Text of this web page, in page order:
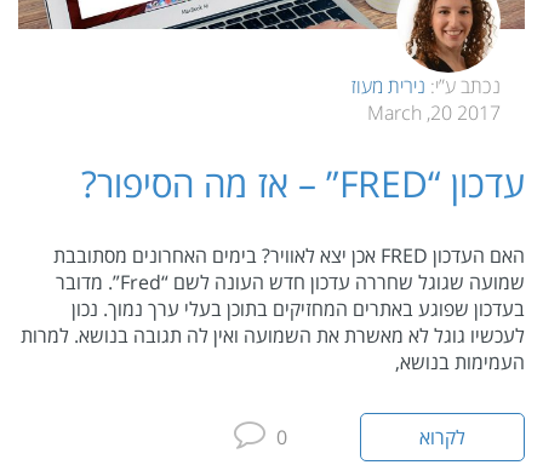
נכתב ע”י: נירית מעוז
2017 20, March
עדכון “FRED” – אז מה הסיפור?
האם העדכון FRED אכן יצא לאוויר? בימים האחרונים מסתובבת
שמועה שגוגל שחררה עדכון חדש העונה לשם “Fred”. מדובר
בעדכון שפוגע באתרים המחזיקים בתוכן בעלי ערך נמוך. נכון
לעכשיו גוגל לא מאשרת את השמועה ואין לה תגובה בנושא. למרות
העמימות בנושא,
לקרוא 0